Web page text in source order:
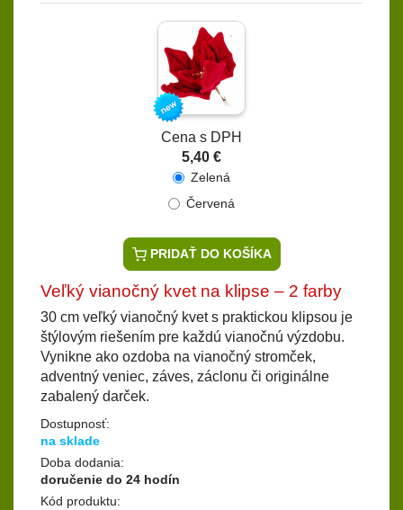
Cena s DPH
5,40 €
Zelená
Červená
PRIDAŤ DO KOŠÍKA
Veľký vianočný kvet na klipse – 2 farby
30 cm veľký vianočný kvet s praktickou klipsou je
štýlovým riešením pre každú vianočnú výzdobu.
Vynikne ako ozdoba na vianočný stromček,
adventný veniec, záves, záclonu či originálne
zabalený darček.
Dostupnosť:
na sklade
Doba dodania:
doručenie do 24 hodín
Kód produktu: